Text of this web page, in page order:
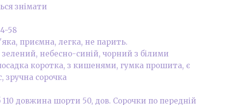
знімати
58
приємна, легка, не парить.
небесно-синій, чорний з білими
коротка, з кишенями, гумка прошита, є
зручна сорочка
110 довжина шорти 50, дов. Сорочки по передній